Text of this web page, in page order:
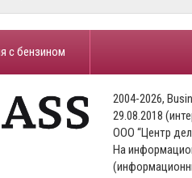
с бензином
2004-2026,
29.08.2018
ООО “Центр
На